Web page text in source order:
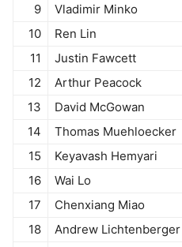
9
Vladimir Minko
10
Ren Lin
11
Justin Fawcett
12
Arthur Peacock
13
David McGowan
14
Thomas Muehloecker
15
Keyavash Hemyari
16
Wai Lo
17
Chenxiang Miao
18
Andrew Lichtenberger